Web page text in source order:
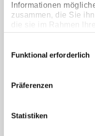
Informationen
zusammen, die Sie
die sie im Rahmen
gesammelt haben.
Funktional erforderlich
Präferenzen
Statistiken
Mechaniker- und